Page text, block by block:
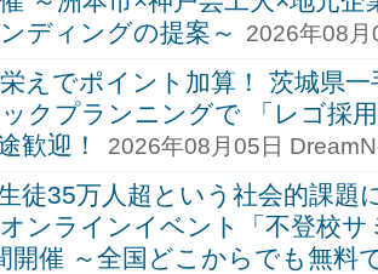
ディングの提案～
2026年08
えでポイント加算！ 茨城県
クプランニングで 「レゴ採
歓迎！
2026年08月05日
徒35万人超という社会的課題
ンラインイベント「不登校
開催 ～全国どこからでも無料